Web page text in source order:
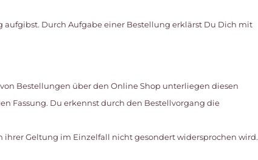
Durch Aufgabe einer Bestellung erklärst Du Dich mit
Bestellungen über den Online Shop unterliegen diesen
Fassung. Du erkennst durch den Bestellvorgang die
Geltung im Einzelfall nicht gesondert widersprochen wird.